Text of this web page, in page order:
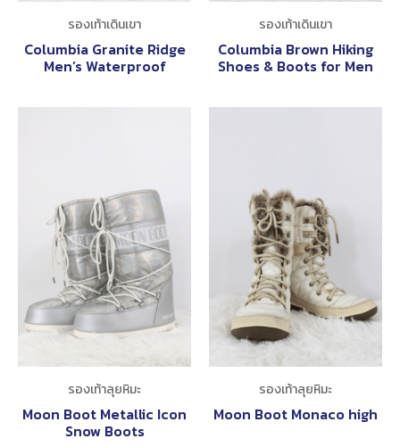
รองเท้าเดินเขา
Columbia Granite Ridge
Men’s Waterproof
รองเท้าเดินเขา
Columbia Brown Hiking
Shoes & Boots for Men
รองเท้าลุยหิมะ
Moon Boot Metallic Icon
Snow Boots
รองเท้าลุยหิมะ
Moon Boot Monaco high